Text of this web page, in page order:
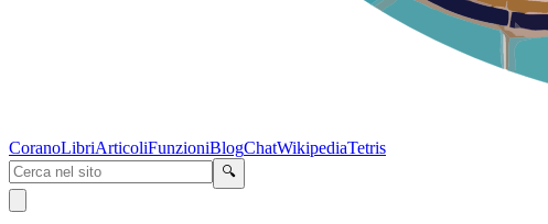
CoranoLibriArticoliFunzioniBlogChatWikipediaTetris
🔍